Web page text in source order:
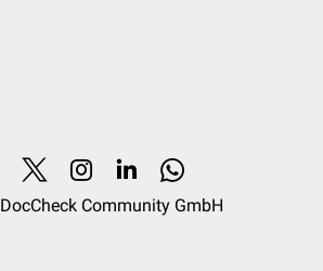
DocCheck Community GmbH